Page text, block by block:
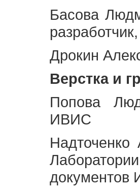
Басова
Дрокин
Верстка и
Попова
ИВИС
документов